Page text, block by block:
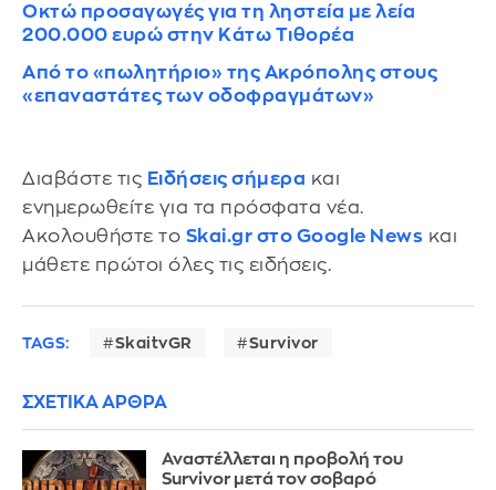
Οκτώ προσαγωγές για τη ληστεία με λεία
200.000 ευρώ στην Κάτω Τιθορέα
Από το «πωλητήριο» της Ακρόπολης στους
«επαναστάτες των οδοφραγμάτων»
Διαβάστε τις Ειδήσεις σήμερα και
ενημερωθείτε για τα πρόσφατα νέα.
Ακολουθήστε το Skai.gr στο Google News και
μάθετε πρώτοι όλες τις ειδήσεις.
TAGS: SkaitvGR Survivor
ΣΧΕΤΙΚΑ ΑΡΘΡΑ
Αναστέλλεται η προβολή του
Survivor μετά τον σοβαρό